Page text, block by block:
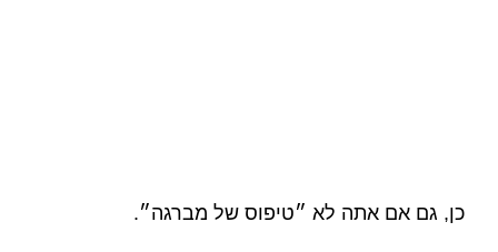
כן, גם אם אתה לא ״טיפוס של מברגה״.